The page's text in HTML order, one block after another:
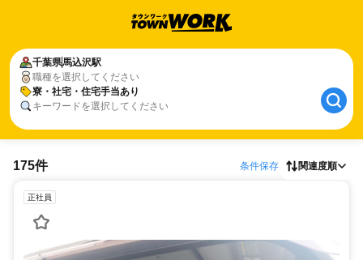
千葉県馬込沢駅
職種を選択してください
寮・社宅・住宅手当あり
キーワードを選択してください
175件 条件保存 関連度順
正社員